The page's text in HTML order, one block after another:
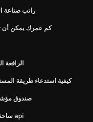
راتب صناعة
كم عمرك يمكن أن
الرافعة
كيفية استدعاء طريقة
صندوق
ساحة الدفع عبر الإنترنت api